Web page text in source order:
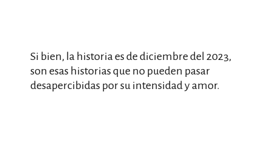
Si bien, la historia es de diciembre del 2023,
son esas historias que no pueden pasar
desapercibidas por su intensidad y amor.